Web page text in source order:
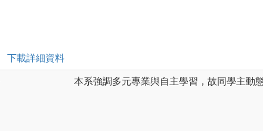
下載詳細資料
本系強調多元專業與自主學習，故同學主動